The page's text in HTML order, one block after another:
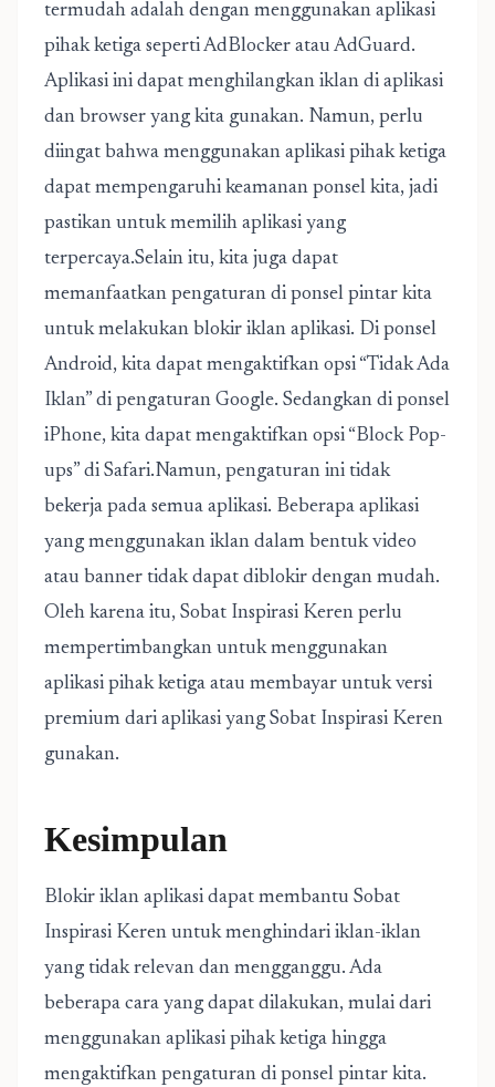
termudah adalah dengan menggunakan aplikasi
pihak ketiga seperti AdBlocker atau AdGuard.
Aplikasi ini dapat menghilangkan iklan di aplikasi
dan browser yang kita gunakan. Namun, perlu
diingat bahwa menggunakan aplikasi pihak ketiga
dapat mempengaruhi keamanan ponsel kita, jadi
pastikan untuk memilih aplikasi yang
terpercaya.Selain itu, kita juga dapat
memanfaatkan pengaturan di ponsel pintar kita
untuk melakukan blokir iklan aplikasi. Di ponsel
Android, kita dapat mengaktifkan opsi “Tidak Ada
Iklan” di pengaturan Google. Sedangkan di ponsel
iPhone, kita dapat mengaktifkan opsi “Block Pop-
ups” di Safari.Namun, pengaturan ini tidak
bekerja pada semua aplikasi. Beberapa aplikasi
yang menggunakan iklan dalam bentuk video
atau banner tidak dapat diblokir dengan mudah.
Oleh karena itu, Sobat Inspirasi Keren perlu
mempertimbangkan untuk menggunakan
aplikasi pihak ketiga atau membayar untuk versi
premium dari aplikasi yang Sobat Inspirasi Keren
gunakan.
Kesimpulan
Blokir iklan aplikasi dapat membantu Sobat
Inspirasi Keren untuk menghindari iklan-iklan
yang tidak relevan dan mengganggu. Ada
beberapa cara yang dapat dilakukan, mulai dari
menggunakan aplikasi pihak ketiga hingga
mengaktifkan pengaturan di ponsel pintar kita.